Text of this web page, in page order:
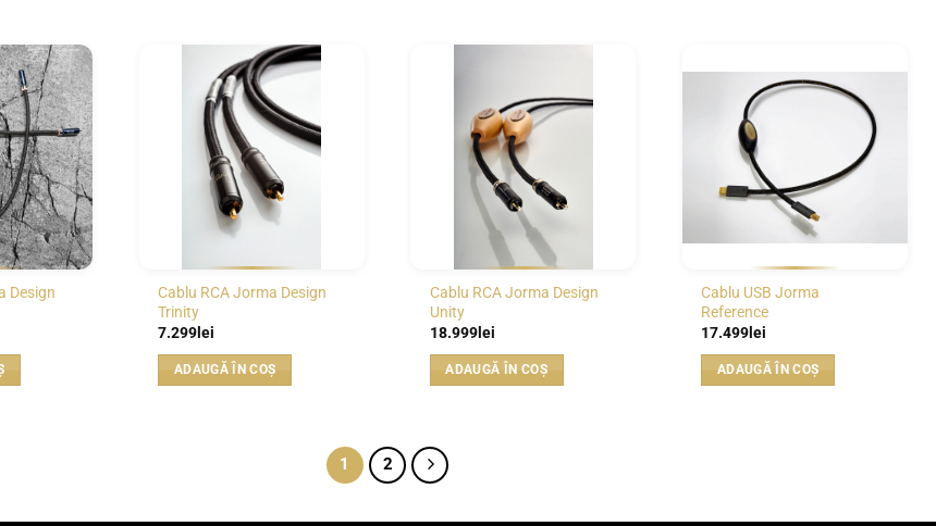
WISHLIST
Design
WISHLIST
Cablu RCA Jorma Design
Trinity
7.299lei
ADAUGĂ ÎN COȘ
WISHLIST
Cablu RCA Jorma Design
Unity
18.999lei
ADAUGĂ ÎN COȘ
WISHLIST
Cablu USB Jorma
Reference
17.499lei
ADAUGĂ ÎN COȘ
1 2